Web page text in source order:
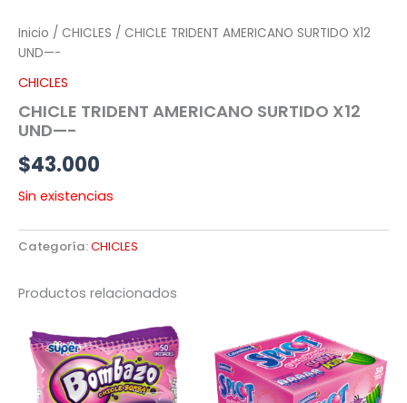
Inicio / CHICLES / CHICLE TRIDENT AMERICANO SURTIDO X12
UND—-
CHICLES
CHICLE TRIDENT AMERICANO SURTIDO X12
UND—-
$43.000
Sin existencias
Categoría:CHICLES
Productos relacionados